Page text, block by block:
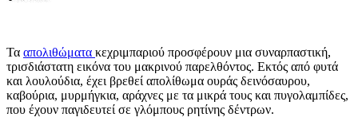
Τα απολιθώματα κεχριμπαριού προσφέρουν μια συναρπαστική,
τρισδιάστατη εικόνα του μακρινού παρελθόντος. Εκτός από φυτά
και λουλούδια, έχει βρεθεί απολίθωμα ουράς δεινόσαυρου,
καβούρια, μυρμήγκια, αράχνες με τα μικρά τους και πυγολαμπίδες,
που έχουν παγιδευτεί σε γλόμπους ρητίνης δέντρων.